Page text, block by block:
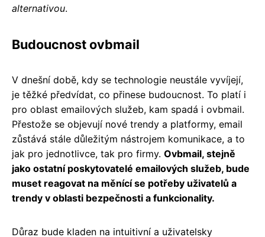
alternativou.
Budoucnost ovbmail
V dnešní době, kdy se technologie neustále vyvíjejí,
je těžké předvídat, co přinese budoucnost. To platí i
pro oblast emailových služeb, kam spadá i ovbmail.
Přestože se objevují nové trendy a platformy, email
zůstává stále důležitým nástrojem komunikace, a to
jak pro jednotlivce, tak pro firmy. Ovbmail, stejně
jako ostatní poskytovatelé emailových služeb, bude
muset reagovat na měnící se potřeby uživatelů a
trendy v oblasti bezpečnosti a funkcionality.
Důraz bude kladen na intuitivní a uživatelsky